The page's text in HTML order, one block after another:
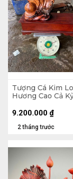
Tượng Cá Kim
Hương Cao Cả
Kỷ Cao 20
2 tháng trước
9.200.000 ₫